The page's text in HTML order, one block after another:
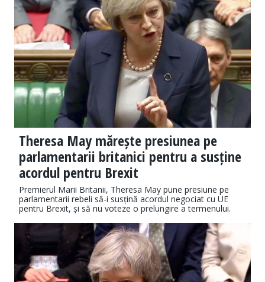
Theresa May mărește presiunea pe
parlamentarii britanici pentru a susține
acordul pentru Brexit
Premierul Marii Britanii, Theresa May pune presiune pe
parlamentarii rebeli să-i susțină acordul negociat cu UE
pentru Brexit, și să nu voteze o prelungire a termenului.